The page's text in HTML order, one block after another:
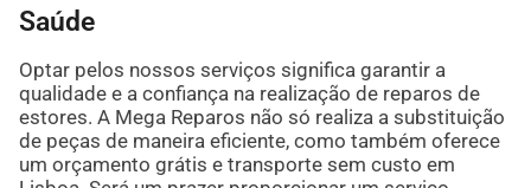
Saúde
Optar pelos nossos serviços significa garantir a
qualidade e a confiança na realização de reparos de
estores. A Mega Reparos não só realiza a substituição
de peças de maneira eficiente, como também oferece
um orçamento grátis e transporte sem custo em